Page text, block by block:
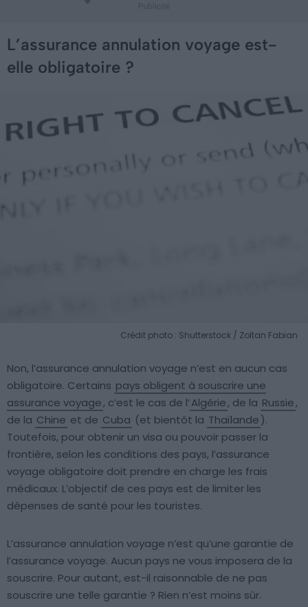
L’assurance annulation voyage est-
elle obligatoire ?
Crédit photo : Shutterstock / Zoltan Fabian
Non, l’assurance annulation voyage n’est en aucun cas
obligatoire. Certains pays obligent à souscrire une
assurance voyage, c’est le cas de l’Algérie, de la Russie,
de la Chine et de Cuba (et bientôt la Thaïlande).
Toutefois, pour obtenir un visa ou pouvoir passer la
frontière, selon les conditions des pays, l’assurance
voyage obligatoire doit prendre en charge les frais
médicaux. L’objectif de ces pays est de limiter les
dépenses de santé pour les touristes.
L’assurance annulation voyage n’est qu’une garantie de
l’assurance voyage. Aucun pays ne vous imposera de la
souscrire. Pour autant, est-il raisonnable de ne pas
souscrire une telle garantie ? Rien n’est moins sûr.